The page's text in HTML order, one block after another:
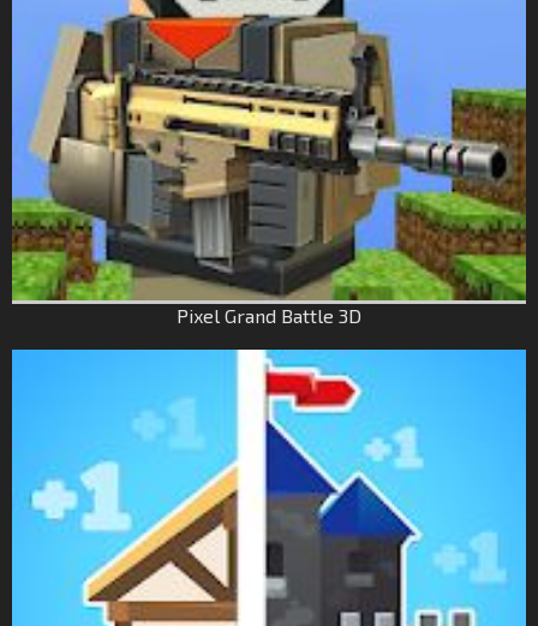
Pixel Grand Battle 3D